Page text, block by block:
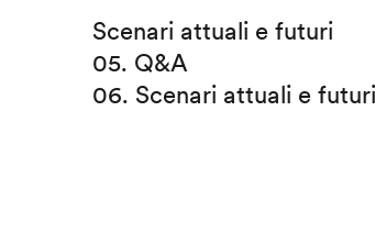
Scenari attuali e futuri
05. Q&A
06. Scenari attuali e futuri